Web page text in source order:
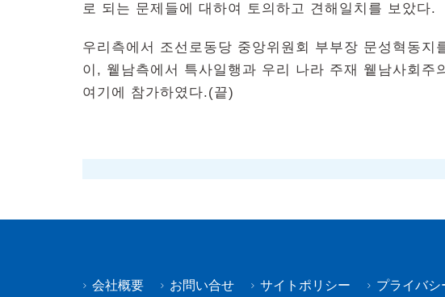
로 되는 문제들에 대하여 토의하고 견해일치를 보았다.
우리측에서 조선로동당 중앙위원회 부부장 문성혁동지
이, 윁남측에서 특사일행과 우리 나라 주재 윁남사회주
여기에 참가하였다.(끝)
会社概要 お問い合せ サイトポリシー プライバシ